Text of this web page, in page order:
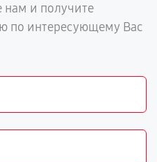
и получите
по интересующему Вас